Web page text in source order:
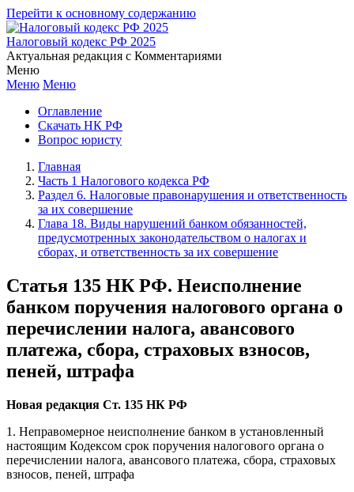
Перейти к основному содержанию
Налоговый кодекс РФ 2025
Актуальная редакция с Комментариями
Меню
Меню Меню
Оглавление
Скачать НК РФ
Вопрос юристу
Главная
Часть 1 Налогового кодекса РФ
Раздел 6. Налоговые правонарушения и ответственность
за их совершение
Глава 18. Виды нарушений банком обязанностей,
предусмотренных законодательством о налогах и
сборах, и ответственность за их совершение
Статья 135 НК РФ. Неисполнение
банком поручения налогового органа о
перечислении налога, авансового
платежа, сбора, страховых взносов,
пеней, штрафа
Новая редакция Ст. 135 НК РФ
1. Неправомерное неисполнение банком в установленный
настоящим Кодексом срок поручения налогового органа о
перечислении налога, авансового платежа, сбора, страховых
взносов, пеней, штрафа